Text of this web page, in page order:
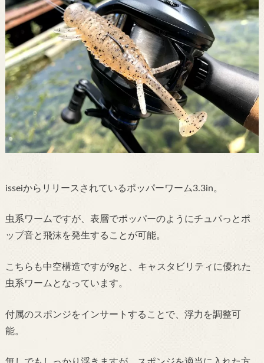
isseiからリリースされているポッパーワーム3.3in。
虫系ワームですが、表層でポッパーのようにチュパっとポ
ップ音と飛沫を発生することが可能。
こちらも中空構造ですが9gと、キャスタビリティに優れた
虫系ワームとなっています。
付属のスポンジをインサートすることで、浮力を調整可
能。